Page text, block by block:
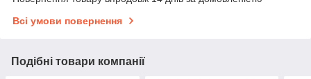
Всі умови повернення
Подібні товари компанії